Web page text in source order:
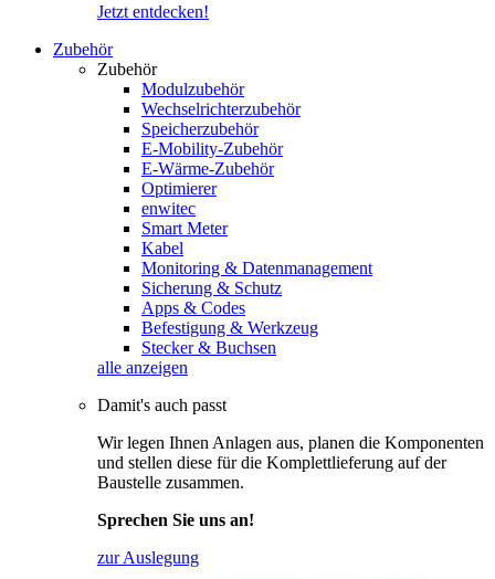
Jetzt entdecken!
Zubehör
Zubehör
Modulzubehör
Wechselrichterzubehör
Speicherzubehör
E-Mobility-Zubehör
E-Wärme-Zubehör
Optimierer
enwitec
Smart Meter
Kabel
Monitoring & Datenmanagement
Sicherung & Schutz
Apps & Codes
Befestigung & Werkzeug
Stecker & Buchsen
alle anzeigen
Damit's auch passt
Wir legen Ihnen Anlagen aus, planen die Komponenten
und stellen diese für die Komplettlieferung auf der
Baustelle zusammen.
Sprechen Sie uns an!
zur Auslegung